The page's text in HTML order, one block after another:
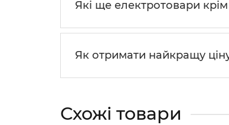
Які ще електротовари
Як отримати найкращу
Схожі товари